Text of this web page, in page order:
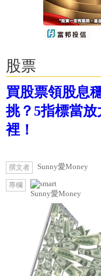
股票
買股票領股息
挑？5指標當
裡！
撰文者 Sunny愛Money
專欄
Sunny愛Money